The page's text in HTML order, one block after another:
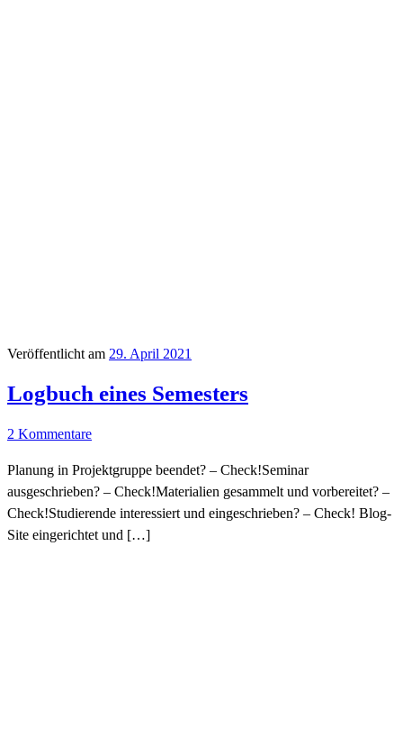
Veröffentlicht am 29. April 2021
Logbuch eines Semesters
2 Kommentare
Planung in Projektgruppe beendet? – Check!Seminar
ausgeschrieben? – Check!Materialien gesammelt und vorbereitet? –
Check!Studierende interessiert und eingeschrieben? – Check! Blog-
Site eingerichtet und […]